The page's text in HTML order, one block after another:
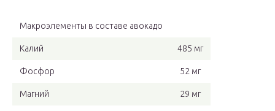
Макроэлементы в составе авокадо
Калий 485 мг
Фосфор 52 мг
Магний 29 мг